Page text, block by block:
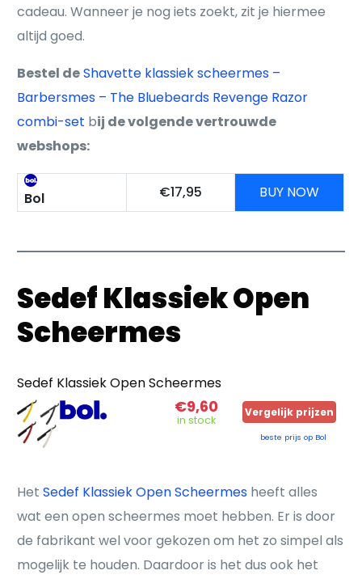
cadeau. Wanneer je nog iets zoekt, zit je hiermee
altijd goed.
Bestel deShavette klassiek scheermes –
Barbersmes – The Bluebeards Revenge Razor
combi-set bij de volgende vertrouwde
webshops:
Bol €17,95 BUY NOW
Sedef Klassiek Open
Scheermes
Sedef Klassiek Open Scheermes
€9,60
in stock
Vergelijk prijzen
beste prijs op Bol
HetSedef Klassiek Open Scheermes heeft alles
wat een open scheermes moet hebben. Er is door
de fabrikant wel voor gekozen om het zo simpel als
mogelijk te houden. Daardoor is het dus ook het